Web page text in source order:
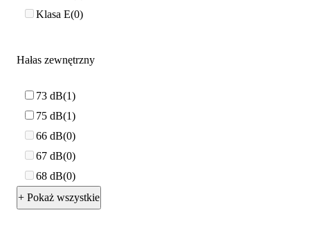
Klasa E 0
Hałas zewnętrzny
73 dB 1
75 dB 1
66 dB 0
67 dB 0
68 dB 0
+ Pokaż wszystkie